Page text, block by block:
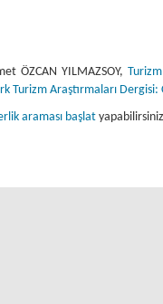
ÖZCAN YILMAZSOY,
Turizm Araştırmaları Dergisi:
araması başlat